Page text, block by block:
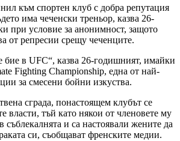
към спортен клуб с добра репутация
има чеченски треньор, казва 26-
при условие за анонимност, защото
от репресии срещу чеченците.
бие в UFC“, казва 26-годишният, имайки
Fighting Championship, една от най-
за смесени бойни изкуства.
сграда, понастоящем клубът се
власти, тъй като някои от членовете му
и са настоявали жените да
си, съобщават френските медии.